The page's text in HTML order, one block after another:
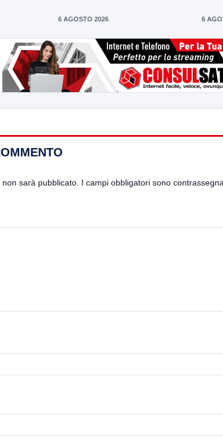
6 AGOSTO 2026 6
sarà pubblicato. I campi obbligatori sono